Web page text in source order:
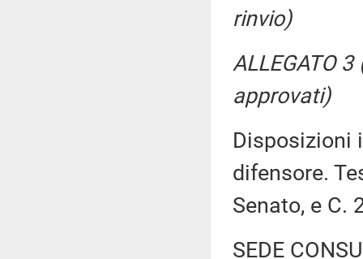
rinvio)
ALLEGATO
approvati)
Disposizioni
difensore.
Senato, e C.
SEDE